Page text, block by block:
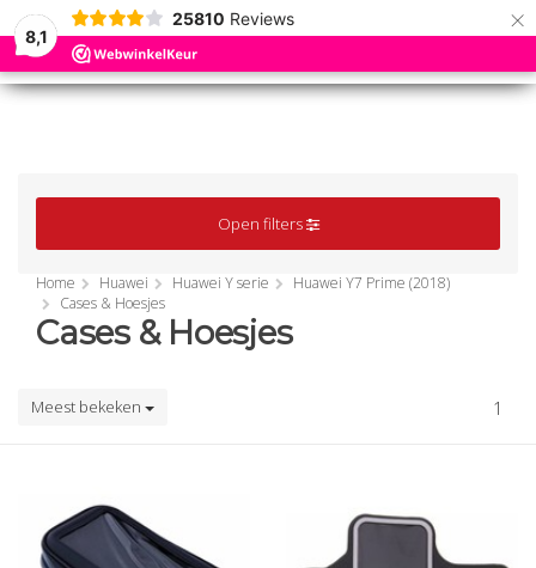
8,1
25810 Reviews ×
MENU
MENU
Open filters
Home Huawei Huawei Y serie
Huawei Y7 Prime (2018)
Cases & Hoesjes
Cases & Hoesjes
Meest bekeken 1